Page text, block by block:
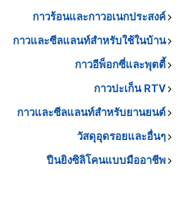
กาวร้อนและกาวอเนกประสงค์
กาวและซีลแลนท์สำหรับใช้ในบ้าน
กาวอีพ็อกซี่และพุตตี้
กาวปะเก็น RTV
กาวและซีลแลนท์สำหรับยานยนต์
วัสดุอุดรอยและอื่นๆ
ปืนยิงซิลิโคนแบบมืออาชีพ